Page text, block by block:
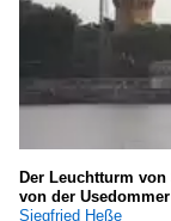
Der Leuchtturm von
von der
Siegfried Heße